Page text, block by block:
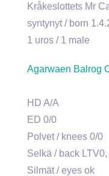
Kråkeslottets Mr
syntynyt / born
1 uros / 1 male
Agarwaen Balrog
HD A/A
ED 0/0
Polvet / knees 0/0
Selkä / back
Silmät / eyes ok